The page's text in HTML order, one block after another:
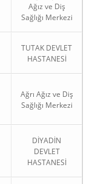
Ağız ve Diş
Sağlığı Merkezi
TUTAK DEVLET
HASTANESİ
Ağrı Ağız ve Diş
Sağlığı Merkezi
DİYADİN
DEVLET
HASTANESİ